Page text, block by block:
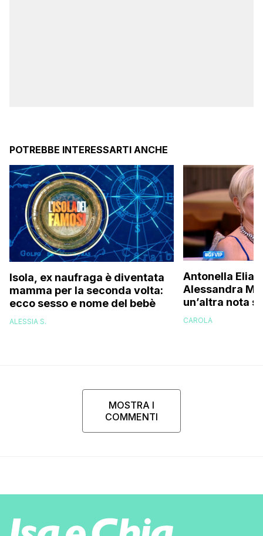
POTREBBE INTERESSARTI ANCHE
Isola, ex naufraga è diventata
mamma per la seconda volta:
ecco sesso e nome del bebè
ALESSIA S.
Antonella Elia
Alessandra
un’altra nota
una bella
CAROLA
MOSTRA I
COMMENTI